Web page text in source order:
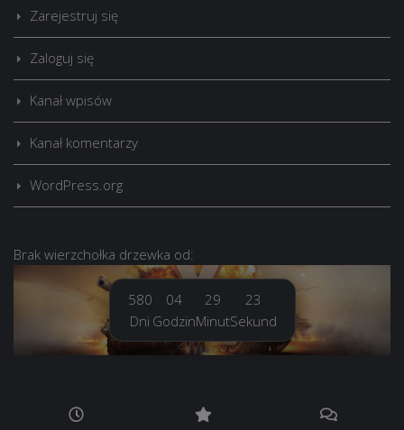
Zarejestruj się
Zaloguj się
Kanał wpisów
Kanał komentarzy
WordPress.org
Brak wierzchołka drzewka od:
580
Dni
04
Godzin
29
Minut
25
Sekund